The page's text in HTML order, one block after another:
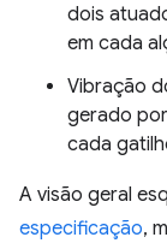
dois
em cada
Vibração
gerado
cada
A visão geral
especificação,